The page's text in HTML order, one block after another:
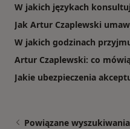
W jakich językach
Jak Artur Czaplewski
W jakich godzinach
Artur Czaplewski: co
Jakie ubezpieczenia
Powiązane wyszukiwania